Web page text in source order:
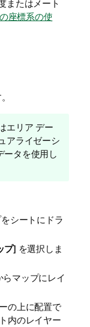
またはメート
座標系の使
エリア デー
アライゼーシ
ータを使用し
シートにドラ
プ] を選択しま
らマップにレイ
の上に配置で
内のレイヤー